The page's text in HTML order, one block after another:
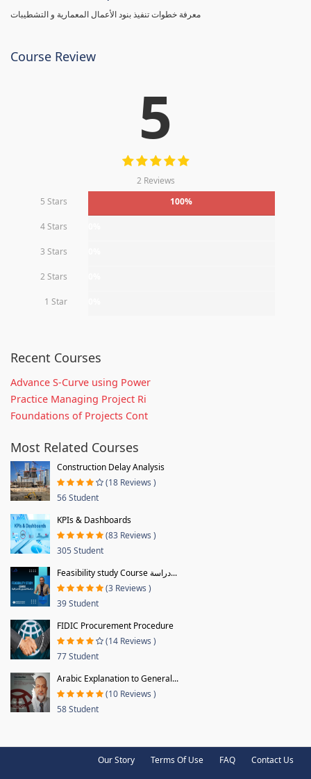
معرفة خطوات تنفيذ بنود الأعمال المعمارية و التشطيبات
Course Review
5
2 Reviews
5 Stars
100%
4 Stars
3 Stars
2 Stars
1 Star
Recent Courses
Advance S-Curve using Power
Practice Managing Project Ri
Foundations of Projects Cont
Most Related Courses
Construction Delay Analysis
(18 Reviews )
56 Student
KPIs & Dashboards
(83 Reviews )
305 Student
Feasibility study Course دراسة...
(3 Reviews )
39 Student
FIDIC Procurement Procedure
(14 Reviews )
77 Student
Arabic Explanation to General...
(10 Reviews )
58 Student
Our Story Terms Of Use FAQ Contact Us